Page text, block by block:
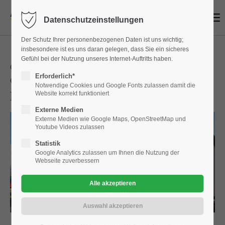
Login
Benutzername
Passwort
Anmelden
Lost your password?
Opel Autohaus Standort &
Öffnungszeiten
Kontakt | OPEL Autohaus Kramm
Datenschutzeinstellungen
Der Schutz Ihrer personenbezogenen Daten ist uns wichtig;
insbesondere ist es uns daran gelegen, dass Sie ein sicheres
Gefühl bei der Nutzung unseres Internet-Auftritts haben.
Erforderlich*
Notwendige Cookies und Google Fonts zulassen damit die
Website korrekt funktioniert
Externe Medien
Externe Medien wie Google Maps, OpenStreetMap und
Youtube Videos zulassen
Statistik
Google Analytics zulassen um Ihnen die Nutzung der
Webseite zuverbessern